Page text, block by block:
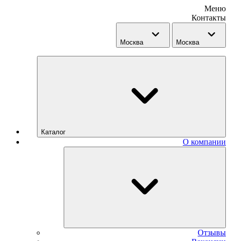
Меню
Контакты
Москва Москва
Каталог
О компании
Отзывы